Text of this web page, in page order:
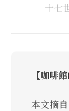
十七
【咖啡
本文摘